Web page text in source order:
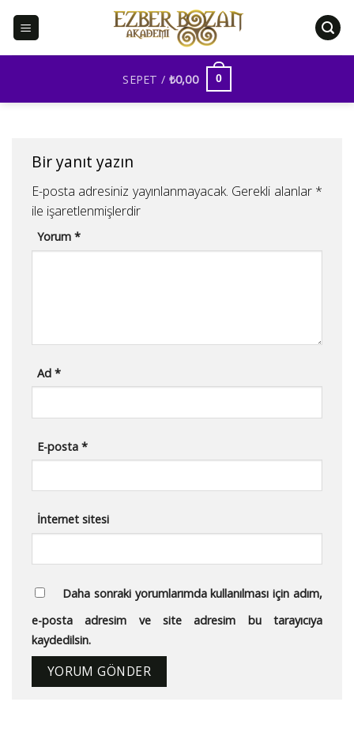
SEPET / ₺0,00 0
Bir yanıt yazın
E-posta adresiniz yayınlanmayacak. Gerekli alanlar *
ile işaretlenmişlerdir
Yorum*
Ad*
E-posta*
İnternet sitesi
Daha sonraki yorumlarımda kullanılması için adım,
e-posta adresim ve site adresim bu tarayıcıya
kaydedilsin.